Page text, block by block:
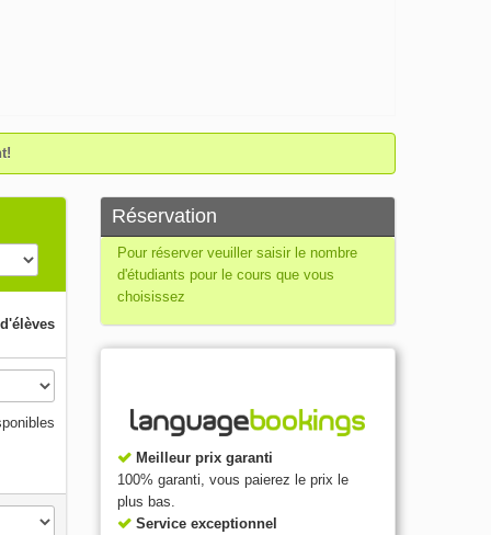
Réservation
Pour réserver veuiller saisir le nombre
d'étudiants pour le cours que vous
choisissez
Meilleur prix garanti
100% garanti, vous paierez le prix le
plus bas.
Service exceptionnel